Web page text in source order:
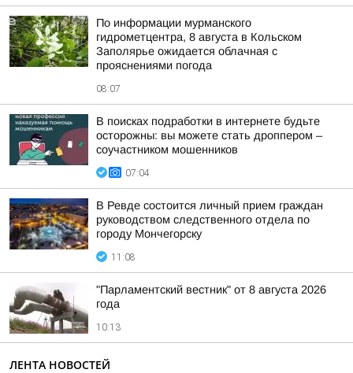
По информации мурманского
гидрометцентра, 8 августа в Кольском
Заполярье ожидается облачная с
прояснениями погода
08:07
В поисках подработки в интернете будьте
осторожны: вы можете стать дроппером –
соучастником мошенников
07:04
В Ревде состоится личный прием граждан
руководством следственного отдела по
городу Мончегорску
11:08
"Парламентский вестник" от 8 августа 2026
года
10:13
ЛЕНТА НОВОСТЕЙ